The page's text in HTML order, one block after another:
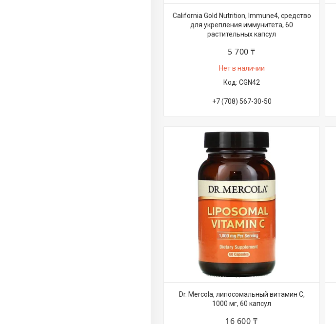
California Gold Nutrition, Immune4, средство
для укрепления иммунитета, 60
растительных капсул
5 700 ₸
Нет в наличии
CGN42
+7 (708) 567-30-50
Dr. Mercola, липосомальный витамин С,
1000 мг, 60 капсул
16 600 ₸